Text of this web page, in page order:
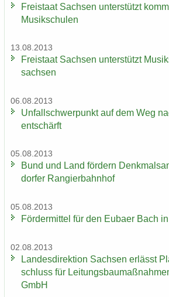
Frei­staat Sach­sen un­ter­stützt
Mu­sik­schu­len
13.08.2013
Frei­staat Sach­sen un­ter­stützt
sach­sen
06.08.2013
Un­fall­schwer­punkt auf dem Weg
ent­schärft
05.08.2013
Bund und Land för­dern
dor­fer Ran­gier­bahn­hof
05.08.2013
För­der­mit­tel für den Eu­ba­er Bach
02.08.2013
Lan­des­di­rek­ti­on Sach­sen er­lässt
schluss für
GmbH